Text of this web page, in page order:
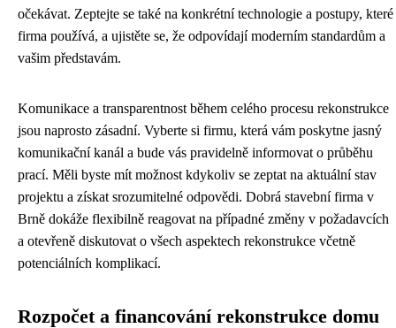
očekávat. Zeptejte se také na konkrétní technologie a postupy, které
firma používá, a ujistěte se, že odpovídají moderním standardům a
vašim představám.
Komunikace a transparentnost během celého procesu rekonstrukce
jsou naprosto zásadní. Vyberte si firmu, která vám poskytne jasný
komunikační kanál a bude vás pravidelně informovat o průběhu
prací. Měli byste mít možnost kdykoliv se zeptat na aktuální stav
projektu a získat srozumitelné odpovědi. Dobrá stavební firma v
Brně dokáže flexibilně reagovat na případné změny v požadavcích
a otevřeně diskutovat o všech aspektech rekonstrukce včetně
potenciálních komplikací.
Rozpočet a financování rekonstrukce domu